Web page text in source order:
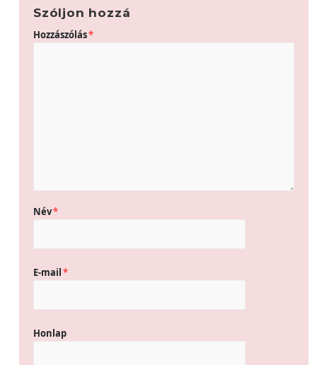
Szóljon hozzá
Hozzászólás*
Név*
E-mail*
Honlap